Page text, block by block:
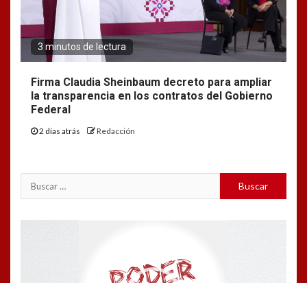
3 minutos de lectura
Firma Claudia Sheinbaum decreto para ampliar
la transparencia en los contratos del Gobierno
Federal
2 días atrás Redacción
Buscar: